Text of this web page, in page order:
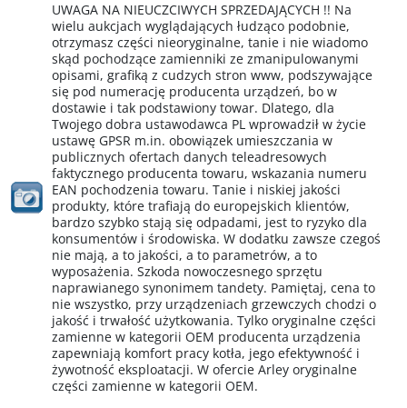
UWAGA NA NIEUCZCIWYCH SPRZEDAJĄCYCH !! Na
wielu aukcjach wyglądających łudząco podobnie,
otrzymasz części nieoryginalne, tanie i nie wiadomo
skąd pochodzące zamienniki ze zmanipulowanymi
opisami, grafiką z cudzych stron www, podszywające
się pod numerację producenta urządzeń, bo w
dostawie i tak podstawiony towar. Dlatego, dla
Twojego dobra ustawodawca PL wprowadził w życie
ustawę GPSR m.in. obowiązek umieszczania w
publicznych ofertach danych teleadresowych
faktycznego producenta towaru, wskazania numeru
EAN pochodzenia towaru. Tanie i niskiej jakości
produkty, które trafiają do europejskich klientów,
bardzo szybko stają się odpadami, jest to ryzyko dla
konsumentów i środowiska. W dodatku zawsze czegoś
nie mają, a to jakości, a to parametrów, a to
wyposażenia. Szkoda nowoczesnego sprzętu
naprawianego synonimem tandety. Pamiętaj, cena to
nie wszystko, przy urządzeniach grzewczych chodzi o
jakość i trwałość użytkowania. Tylko oryginalne części
zamienne w kategorii OEM producenta urządzenia
zapewniają komfort pracy kotła, jego efektywność i
żywotność eksploatacji. W ofercie Arley oryginalne
części zamienne w kategorii OEM.